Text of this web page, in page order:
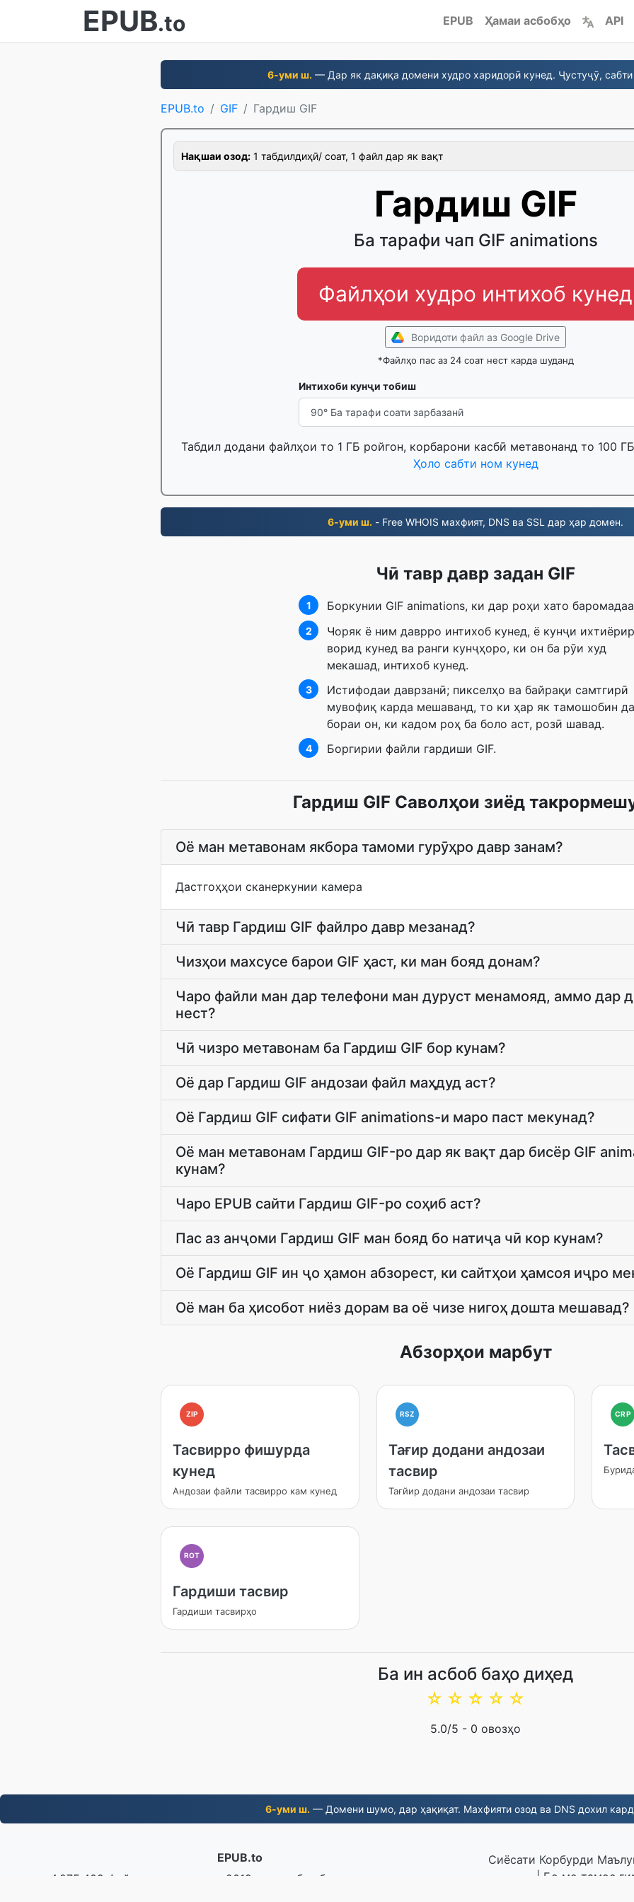
EPUB.to EPUB Ҳамаи асбобҳо API
6-уми ш. — Дар як дақиқа домени худро харидорӣ кунед. Ҷустуҷӯ, сабти
EPUB.to GIF Гардиш GIF
Нақшаи озод: 1 табдилдиҳӣ/ соат, 1 файл дар як вақт
Гардиш GIF
Ба тарафи чап GIF animations
Файлҳои худро интихоб кунед
Воридоти файл аз Google Drive
*Файлҳо пас аз 24 соат нест карда шуданд
Интихоби кунҷи тобиш
Табдил додани файлҳои то 1 ГБ ройгон, корбарони касбӣ метавонанд то 100
Ҳоло сабти ном кунед
6-уми ш. - Free WHOIS махфият, DNS ва SSL дар ҳар домен.
Чӣ тавр давр задан GIF
1 Боркунии GIF animations, ки дар роҳи хато
2
Чоряк ё ним даврро интихоб кунед, ё кунҷи
ворид кунед ва ранги кунҷҳоро, ки он ба рӯи худ
мекашад, интихоб кунед.
3
Истифодаи даврзанӣ; пикселҳо ва байрақи самтгирӣ
мувофиқ карда мешаванд, то ки ҳар як тамошобин
бораи он, ки кадом роҳ ба боло аст, розӣ шавад.
4 Боргирии файли гардиши GIF.
Гардиш GIF Саволҳои зиёд
Оё ман метавонам якбора тамоми гурӯҳро давр занам?
Дастгоҳҳои сканеркунии камера
Чӣ тавр Гардиш GIF файлро давр мезанад?
Чизҳои махсусе барои GIF ҳаст, ки ман бояд донам?
Чаро файли ман дар телефони ман дуруст менамояд, аммо дар
нест?
Чӣ чизро метавонам ба Гардиш GIF бор кунам?
Оё дар Гардиш GIF андозаи файл маҳдуд аст?
Оё Гардиш GIF сифати GIF animations-и маро паст мекунад?
Оё ман метавонам Гардиш GIF-ро дар як вақт дар бисёр GIF
кунам?
Чаро EPUB сайти Гардиш GIF-ро соҳиб аст?
Пас аз анҷоми Гардиш GIF ман бояд бо натиҷа чӣ кор кунам?
Оё Гардиш GIF ин ҷо ҳамон абзорест, ки сайтҳои ҳамсоя иҷро
Оё ман ба ҳисобот ниёз дорам ва оё чизе нигоҳ дошта мешавад?
Абзорҳои марбут
ZIP
Тасвирро фишурда
кунед
Андозаи файли тасвирро кам кунед
RSZ
Тағир додани андозаи
тасвир
Тағйир додани андозаи тасвир
CRP
ROT
Гардиши тасвир
Гардиши тасвирҳо
Ба ин асбоб баҳо диҳед
☆
☆
☆
☆
☆
5.0/5 - 0 овозҳо
6-уми ш. — Домени шумо, дар ҳақиқат. Махфияти озод ва DNS дохил
EPUB.to
4,275,409 Файлҳое, ки аз соли 2019 инҷониб табдил дода шудаанд
Сиёсати Корбурди
| Бо мо тамос